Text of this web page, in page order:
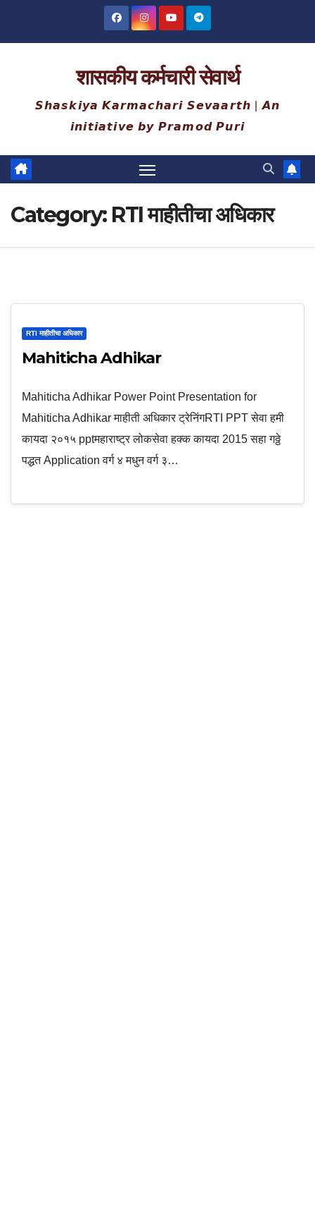
शासकीय कर्मचारी सेवार्थ
𝙎𝙝𝙖𝙨𝙠𝙞𝙮𝙖 𝙆𝙖𝙧𝙢𝙖𝙘𝙝𝙖𝙧𝙞 𝙎𝙚𝙫𝙖𝙖𝙧𝙩𝙝 | 𝘼𝙣
𝙞𝙣𝙞𝙩𝙞𝙖𝙩𝙞𝙫𝙚 𝙗𝙮 𝙋𝙧𝙖𝙢𝙤𝙙 𝙋𝙪𝙧𝙞
Category: RTI माहीतीचा अधिकार
RTI माहीतीचा अधिकार
Mahiticha Adhikar
Mahiticha Adhikar Power Point Presentation for
Mahiticha Adhikar माहीती अधिकार ट्रेनिंगRTI PPT सेवा हमी
कायदा २०१५ pptमहाराष्ट्र लोकसेवा हक्क कायदा 2015 सहा गठ्ठे
पद्धत Application वर्ग ४ मधुन वर्ग ३…